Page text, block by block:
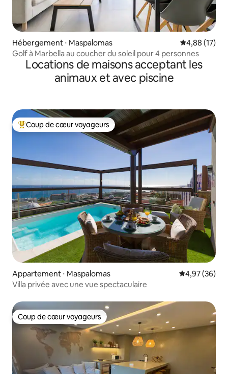
Hébergement ⋅ Maspalomas Évaluation
4,88 (17)
Golf à Marbella au coucher du soleil pour 4 personnes
Locations de maisons acceptant les
animaux et avec piscine
Coups de cœur voyageurs les plus appréciés
Coup de cœur voyageurs
Appartement ⋅ Maspalomas Évaluation
4,97 (36)
Villa privée avec une vue spectaculaire
Coup de cœur voyageurs
Coup de cœur voyageurs